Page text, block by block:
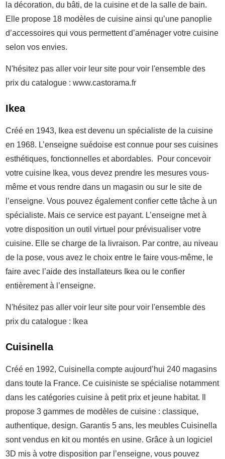
la décoration, du bâti, de la cuisine et de la salle de bain.
Elle propose 18 modèles de cuisine ainsi qu’une panoplie
d’accessoires qui vous permettent d’aménager votre cuisine
selon vos envies.
N'hésitez pas aller voir leur site pour voir l'ensemble des
prix du catalogue : www.castorama.fr
Ikea
Créé en 1943, Ikea est devenu un spécialiste de la cuisine
en 1968. L’enseigne suédoise est connue pour ses cuisines
esthétiques, fonctionnelles et abordables. Pour concevoir
votre cuisine Ikea, vous devez prendre les mesures vous-
même et vous rendre dans un magasin ou sur le site de
l’enseigne. Vous pouvez également confier cette tâche à un
spécialiste. Mais ce service est payant. L’enseigne met à
votre disposition un outil virtuel pour prévisualiser votre
cuisine. Elle se charge de la livraison. Par contre, au niveau
de la pose, vous avez le choix entre le faire vous-même, le
faire avec l’aide des installateurs Ikea ou le confier
entièrement à l’enseigne.
N'hésitez pas aller voir leur site pour voir l'ensemble des
prix du catalogue : Ikea
Cuisinella
Créé en 1992, Cuisinella compte aujourd’hui 240 magasins
dans toute la France. Ce cuisiniste se spécialise notamment
dans les catégories cuisine à petit prix et jeune habitat. Il
propose 3 gammes de modèles de cuisine : classique,
authentique, design. Garantis 5 ans, les meubles Cuisinella
sont vendus en kit ou montés en usine. Grâce à un logiciel
3D mis à votre disposition par l’enseigne, vous pouvez